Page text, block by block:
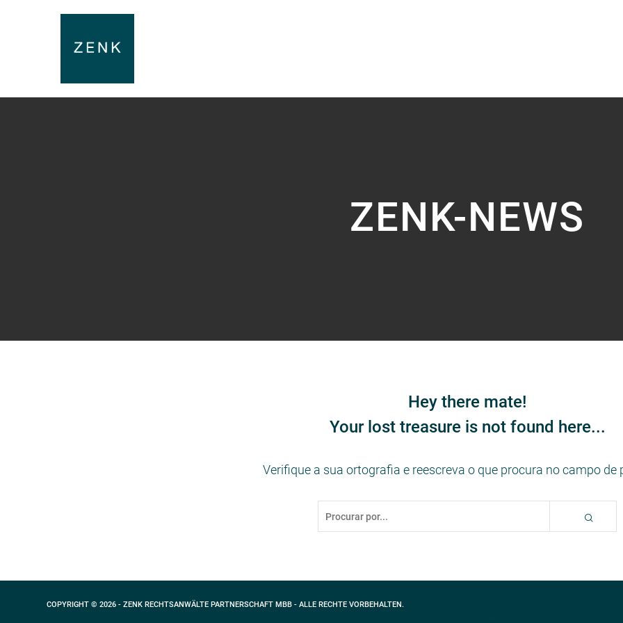
ZENK-NEWS
Hey there mate!
Your lost treasure is not found here...
Verifique a sua ortografia e reescreva o que procura no campo de
COPYRIGHT © 2026 - ZENK RECHTSANWÄLTE PARTNERSCHAFT MBB - ALLE RECHTE VORBEHALTEN.